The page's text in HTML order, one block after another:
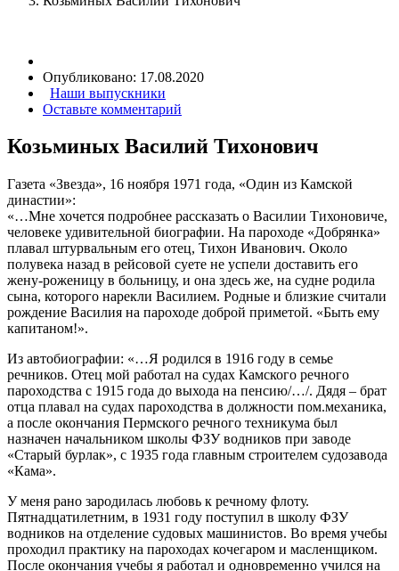
Опубликовано: 17.08.2020
Наши выпускники
Оставьте комментарий
Козьминых Василий Тихонович
Газета «Звезда», 16 ноября 1971 года, «Один из Камской
династии»:
«…Мне хочется подробнее рассказать о Василии Тихоновиче,
человеке удивительной биографии. На пароходе «Добрянка»
плавал штурвальным его отец, Тихон Иванович. Около
полувека назад в рейсовой суете не успели доставить его
жену-роженицу в больницу, и она здесь же, на судне родила
сына, которого нарекли Василием. Родные и близкие считали
рождение Василия на пароходе доброй приметой. «Быть ему
капитаном!».
Из автобиографии: «…Я родился в 1916 году в семье
речников. Отец мой работал на судах Камского речного
пароходства с 1915 года до выхода на пенсию/…/. Дядя – брат
отца плавал на судах пароходства в должности пом.механика,
а после окончания Пермского речного техникума был
назначен начальником школы ФЗУ водников при заводе
«Старый бурлак», с 1935 года главным строителем судозавода
«Кама».
У меня рано зародилась любовь к речному флоту.
Пятнадцатилетним, в 1931 году поступил в школу ФЗУ
водников на отделение судовых машинистов. Во время учебы
проходил практику на пароходах кочегаром и масленщиком.
После окончания учебы я работал и одновременно учился на